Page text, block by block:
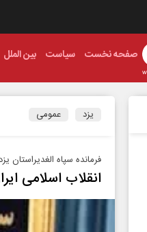
صفحه نخست سیاست بین الملل
یزد عمومی
فرمانده سپاه الغدیراستان
انقلاب اسلامی